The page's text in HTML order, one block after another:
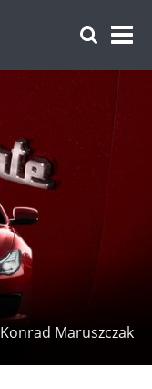
Konrad Maruszczak